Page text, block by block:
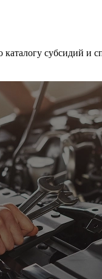
каталогу субсидий и